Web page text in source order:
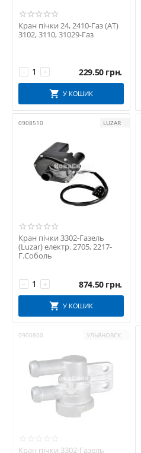
Кран пічки 24, 2410-Газ (АТ)
3102, 3110, 31029-Газ
+
− 229.50 грн.
У КОШИК
0908510 LUZAR
Кран пічки 3302-Газель
(Luzar) електр. 2705, 2217-
Г.Соболь
+
− 874.50 грн.
У КОШИК
0900800 УЛЬЯНОВСК
Кран пічки 3302-Газель